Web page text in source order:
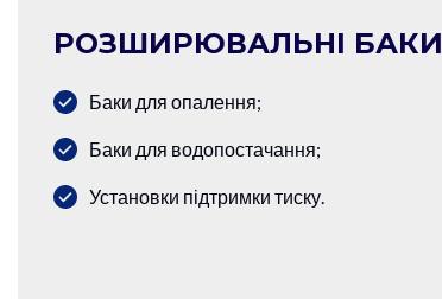
РОЗШИРЮВАЛЬНІ БАКИ
Баки для опалення;
Баки для водопостачання;
Установки підтримки тиску.